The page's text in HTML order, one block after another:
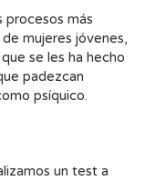
procesos más
mujeres jóvenes,
que se les ha hecho
padezcan
psíquico.
un test a